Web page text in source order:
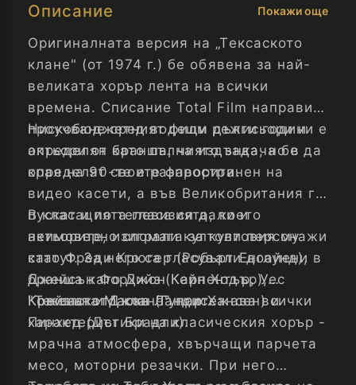
Описание Покажи още
Оригиналната версия на „Тексаското
клане" (от 1974 г.) бе обявена за най-
великата хорър лента на всички
времена. Списание Total Film направи
проучване сред водещи режисьори и
актьори от бранша, чиято задача бе да
определят своите фаворити.
Нискобюджетният филм дълги години е
определян като пълна издънка, но в
края на 90-те е разпространен на
видео касети, а във Великобритания го
пускат и по телевизията, което
неимоверно спомага за култовия му
статут. За него са гласували доайени в
бранша като Джон Карпентър, Уес
Крейвън и Джон Ландис.
В класацията гласа си дали и
актьорите, изиграли култови персонажи
като Фреди Крюгер (Робърт Енглунд),
Джейсън Форхийз (Кейн Ходър),
Кожената Маска (Гунар Хансен) и
Пинхед (Дъг Брадли).
"Тексаското клане" притежава всички
характеристики на класическия хорър -
мрачна атмосфера, хвърчащи парчета
месо, моторни резачки. При него